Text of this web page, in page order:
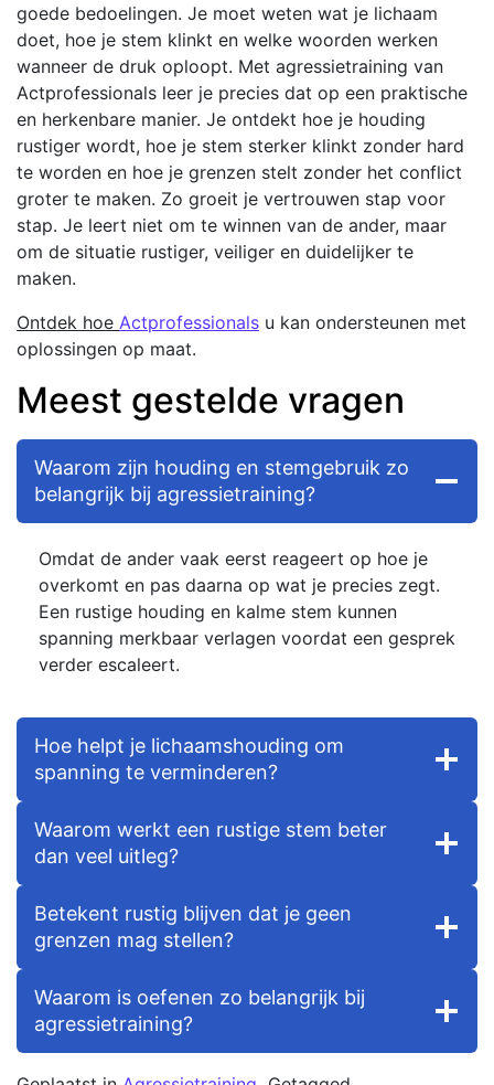
goede bedoelingen. Je moet weten wat je lichaam
doet, hoe je stem klinkt en welke woorden werken
wanneer de druk oploopt. Met agressietraining van
Actprofessionals leer je precies dat op een praktische
en herkenbare manier. Je ontdekt hoe je houding
rustiger wordt, hoe je stem sterker klinkt zonder hard
te worden en hoe je grenzen stelt zonder het conflict
groter te maken. Zo groeit je vertrouwen stap voor
stap. Je leert niet om te winnen van de ander, maar
om de situatie rustiger, veiliger en duidelijker te
maken.
Ontdek hoe Actprofessionals u kan ondersteunen met
oplossingen op maat.
Meest gestelde vragen
Waarom zijn houding en stemgebruik zo
belangrijk bij agressietraining?
Omdat de ander vaak eerst reageert op hoe je
overkomt en pas daarna op wat je precies zegt.
Een rustige houding en kalme stem kunnen
spanning merkbaar verlagen voordat een gesprek
verder escaleert.
Hoe helpt je lichaamshouding om
spanning te verminderen?
Waarom werkt een rustige stem beter
dan veel uitleg?
Betekent rustig blijven dat je geen
grenzen mag stellen?
Waarom is oefenen zo belangrijk bij
agressietraining?